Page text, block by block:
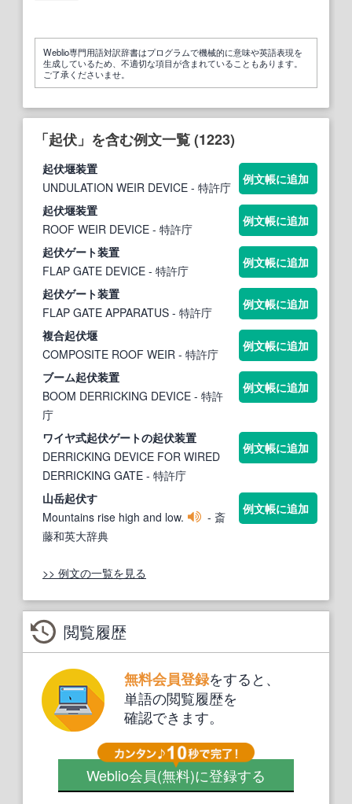
Weblio専門用語対訳辞書はプログラムで機械的に意味や英語表現を
生成しているため、不適切な項目が含まれていることもあります。
ご了承くださいませ。
「起伏」を含む例文一覧 (1223)
起伏堰装置
UNDULATION WEIR DEVICE - 特許庁
例文帳に追加
起伏堰装置
ROOF WEIR DEVICE - 特許庁
例文帳に追加
起伏ゲート装置
FLAP GATE DEVICE - 特許庁
例文帳に追加
起伏ゲート装置
FLAP GATE APPARATUS - 特許庁
例文帳に追加
複合起伏堰
COMPOSITE ROOF WEIR - 特許庁
例文帳に追加
ブーム起伏装置
BOOM DERRICKING DEVICE - 特許
庁
例文帳に追加
ワイヤ式起伏ゲートの起伏装置
DERRICKING DEVICE FOR WIRED
DERRICKING GATE - 特許庁
例文帳に追加
山岳起伏す
Mountains rise high and low.
- 斎
藤和英大辞典
例文帳に追加
>> 例文の一覧を見る
閲覧履歴
無料会員登録をすると、
単語の閲覧履歴を
確認できます。
Weblio会員(無料)に登録する